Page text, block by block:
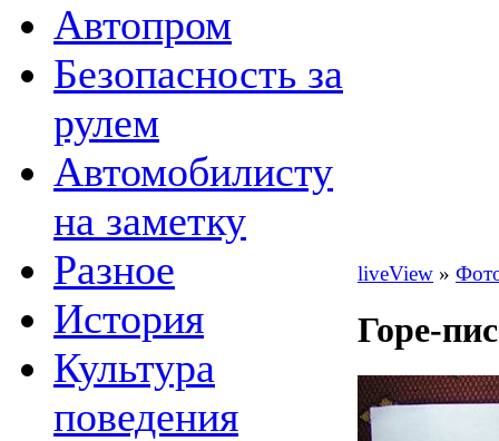
Автопром
Безопасность за
рулем
Автомобилисту
на заметку
Разное
История
Культура
поведения
liveView »
Горе-